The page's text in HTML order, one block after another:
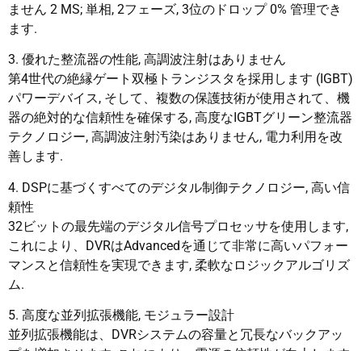
ません 2 MS; 単相, 2フェーズ, 3位のドロップ 0% 管理でき
ます.
3. 優れた整流器の性能, 高調波注射はありません
第4世代の絶縁ゲート双極トランジスタを採用します (IGBT)
パワーデバイス, そして、複数の保護技術が使用されて、機
器の絶対的な信頼性を確保する, 高度なIGBTグリーン整流器
テクノロジー, 高調波注射汚染はありません, 電力利用を改
善します.
4. DSPに基づくすべてのデジタル制御テクノロジー, 高い信
頼性
32ビットの最先端のデジタル信号プロセッサを使用します,
これにより、DVRはAdvancedを通じて非常に高いパフォー
マンスと信頼性を実現できます, 柔軟なロジックアルゴリズ
ム.
5. 高度な並列拡張機能, モジュラー設計
並列拡張機能は、DVRシステムの容量と冗長なバックアッ